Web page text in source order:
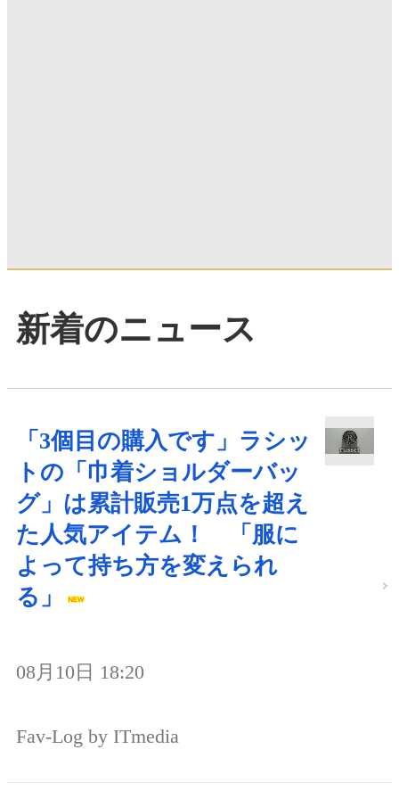
新着のニュース
「3個目の購入です」ラシッ
トの「巾着ショルダーバッ
グ」は累計販売1万点を超え
た人気アイテム！ 「服に
よって持ち方を変えられ
る」
08月10日 18:20
Fav-Log by ITmedia